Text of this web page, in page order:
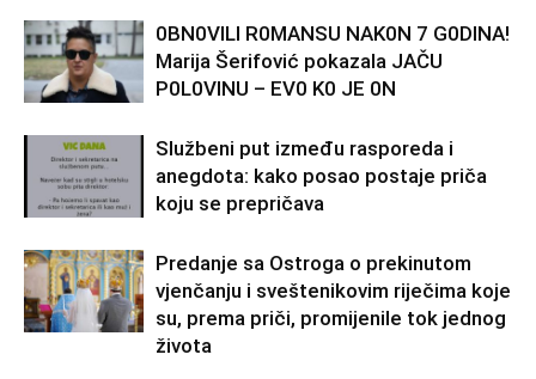
0BN0VlLl R0MANSU NAK0N 7 G0DlNA!
Marija Šerifović pokazala JAČU
P0L0VINU – EV0 K0 JE 0N
Službeni put između rasporeda i
anegdota: kako posao postaje priča
koju se prepričava
Predanje sa Ostroga o prekinutom
vjenčanju i sveštenikovim riječima koje
su, prema priči, promijenile tok jednog
života